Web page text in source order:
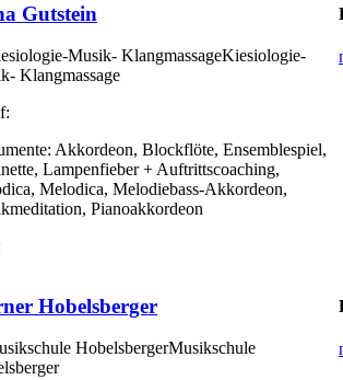
Gutstein
Kiesiologie-
Klangmassage
Akkordeon, Blockflöte, Ensemblespiel,
Lampenfieber + Auftrittscoaching,
Melodica, Melodiebass-Akkordeon,
Pianoakkordeon
Hobelsberger
Musikschule